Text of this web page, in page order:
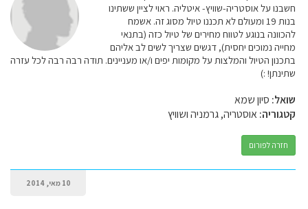
חשבנו על אוסטריה-שוויץ- איטליה. ראוי לציין ששתינו
בנות 19 ומעולם לא תכננו טיול מסוג זה. אשמח
להכוונה בנוגע לטווח מחירים של טיול כזה (בתנאי
מחייה נמוכים יחסית), דגשים שצריך לשים לב אליהם
בתכנון הטיול והמלצות על מקומות יפים ו/או מעניינים. תודה רבה רבה לכל עזרה
שתינתן! :)
שואל: סיון שמא
קטגוריה:אוסטריה, גרמניה ושוויץ
חזרה לפורום
10 מאי, 2014